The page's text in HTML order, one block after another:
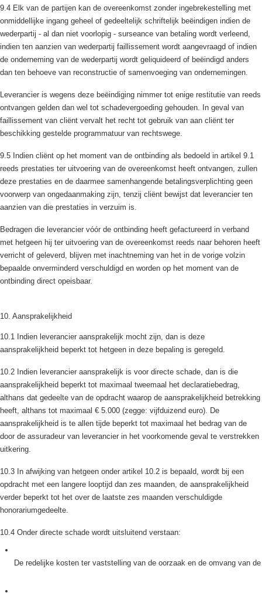
9.4 Elk van de partijen kan de overeenkomst zonder ingebrekestelling met
onmiddellijke ingang geheel of gedeeltelijk schriftelijk beëindigen indien de
wederpartij - al dan niet voorlopig - surseance van betaling wordt verleend,
indien ten aanzien van wederpartij faillissement wordt aangevraagd of indien
de onderneming van de wederpartij wordt geliquideerd of beëindigd anders
dan ten behoeve van reconstructie of samenvoeging van ondernemingen.
Leverancier is wegens deze beëindiging nimmer tot enige restitutie van reeds
ontvangen gelden dan wel tot schadevergoeding gehouden. In geval van
faillissement van cliënt vervalt het recht tot gebruik van aan cliënt ter
beschikking gestelde programmatuur van rechtswege.
9.5 Indien cliënt op het moment van de ontbinding als bedoeld in artikel 9.1
reeds prestaties ter uitvoering van de overeenkomst heeft ontvangen, zullen
deze prestaties en de daarmee samenhangende betalingsverplichting geen
voorwerp van ongedaanmaking zijn, tenzij cliënt bewijst dat leverancier ten
aanzien van die prestaties in verzuim is.
Bedragen die leverancier vóór de ontbinding heeft gefactureerd in verband
met hetgeen hij ter uitvoering van de overeenkomst reeds naar behoren heeft
verricht of geleverd, blijven met inachtneming van het in de vorige volzin
bepaalde onverminderd verschuldigd en worden op het moment van de
ontbinding direct opeisbaar.
10. Aansprakelijkheid
10.1 Indien leverancier aansprakelijk mocht zijn, dan is deze
aansprakelijkheid beperkt tot hetgeen in deze bepaling is geregeld.
10.2 Indien leverancier aansprakelijk is voor directe schade, dan is die
aansprakelijkheid beperkt tot maximaal tweemaal het declaratiebedrag,
althans dat gedeelte van de opdracht waarop de aansprakelijkheid betrekking
heeft, althans tot maximaal € 5.000 (zegge: vijfduizend euro). De
aansprakelijkheid is te allen tijde beperkt tot maximaal het bedrag van de
door de assuradeur van leverancier in het voorkomende geval te verstrekken
uitkering.
10.3 In afwijking van hetgeen onder artikel 10.2 is bepaald, wordt bij een
opdracht met een langere looptijd dan zes maanden, de aansprakelijkheid
verder beperkt tot het over de laatste zes maanden verschuldigde
honorariumgedeelte.
10.4 Onder directe schade wordt uitsluitend verstaan:
De redelijke kosten ter vaststelling van de oorzaak en de omvang van